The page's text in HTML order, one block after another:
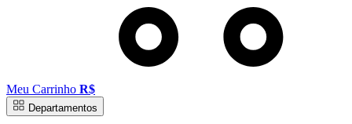
Meu Carrinho R$
Departamentos